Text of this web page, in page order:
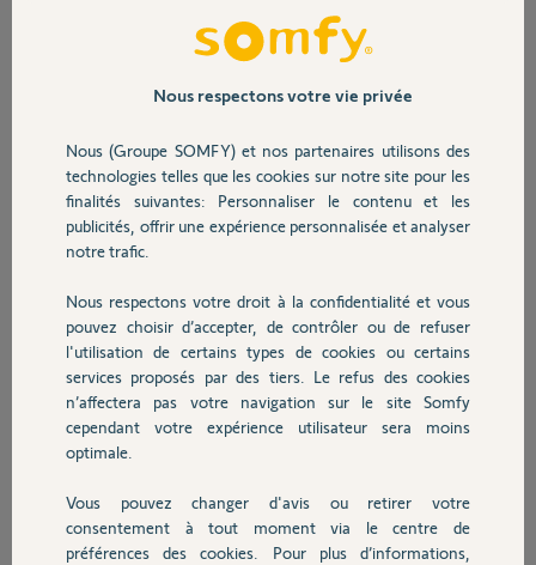
Sécurité
Domotique
Chauffage
Autres produits
Devis avec un pro
Après 3 ans de fonctionnement, mon clavier filaire somfy (Réf :
2400581) ne commande plus mon portail. La lumière s'allume puis
rien. Je fais le code admin à 5 chiffres : pas de bip.
J'ai fait un reset electronique (jumper S2) qui lui donne bien un bip.
Ensuite 12345+12345 ne donne aucun bip. Quel est le pb svp ?
Joël
il y a environ 8 ans
Participer au fil de discussion
Réponses
Bonjour,
Votre clavier semple avoir un problème!
Si vous utilisez les boutons P1 ou P2 le portail fonctionne t'il ?
Nous respectons votre vie privée
Nous (Groupe SOMFY) et nos partenaires utilisons des
technologies telles que les cookies sur notre site pour les
finalités suivantes: Personnaliser le contenu et les
publicités, offrir une expérience personnalisée et analyser
notre trafic.
Nous respectons votre droit à la confidentialité et vous
pouvez choisir d’accepter, de contrôler ou de refuser
l'utilisation de certains types de cookies ou certains
services proposés par des tiers. Le refus des cookies
n’affectera pas votre navigation sur le site Somfy
cependant votre expérience utilisateur sera moins
optimale.
Vous pouvez changer d'avis ou retirer votre
consentement à tout moment via le centre de
préférences des cookies. Pour plus d’informations,